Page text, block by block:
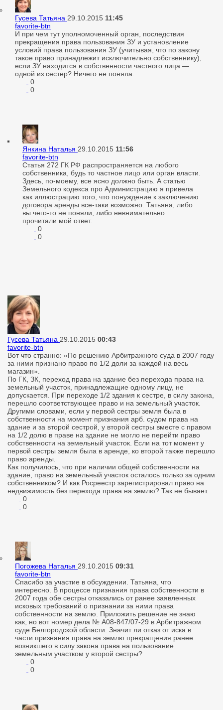
Гусева Татьяна 29.10.2015 11:45
favorite-btn
И при чем тут уполномоченный орган, последствия
прекращения права пользования ЗУ и установление
условий права пользования ЗУ (учитывая, что по закону
такое право принадлежит исключительно собственнику),
если ЗУ находится в собственности частного лица —
одной из сестер? Ничего не поняла.
0
0
Янкина Наталья 29.10.2015 11:56
favorite-btn
Статья 272 ГК РФ распространяется на любого
собственника, будь то частное лицо или орган власти.
Здесь, по-моему, все ясно должно быть. А статью
Земельного кодекса про Администрацию я привела
как иллюстрацию того, что понуждение к заключению
договора аренды все-таки возможно. Татьяна, либо
вы чего-то не поняли, либо невнимательно
прочитали мой ответ.
0
0
Гусева Татьяна 29.10.2015 00:43
favorite-btn
Вот что странно: «По решению Арбитражного суда в 2007 году
за ними признано право по 1/2 доли за каждой на весь
магазин».
По ГК, ЗК, переход права на здание без перехода права на
земельный участок, принадлежащие одному лицу, не
допускается. При переходе 1/2 здания к сестре, в силу закона,
перешло соответствующее право и на земельный участок.
Другими словами, если у первой сестры земля была в
собственности на момент признания арб. судом права на
здание и за второй сестрой, у второй сестры вместе с правом
на 1/2 долю в праве на здание не могло не перейти право
собственности на земельный участок. Если на тот момент у
первой сестры земля была в аренде, ко второй также перешло
право аренды.
Как получилось, что при наличии общей собственности на
здание, право на земельный участок осталось только за одним
собственником? И как Росреестр зарегистрировал право на
недвижимость без перехода права на землю? Так не бывает.
0
0
Погожева Наталья 29.10.2015 09:31
favorite-btn
Спасибо за участие в обсуждении. Татьяна, что
интересно. В процессе признания права собственности в
2007 года обе сестры отказались от ранее заявленных
исковых требований о признании за ними права
собственности на землю. Приложить решение не знаю
как, но вот номер дела № А08-847/07-29 в Арбитражном
суде Белгородской области. Значит ли отказ от иска в
части признания права на землю прекращения ранее
возникшего в силу закона права на пользование
земельным участком у второй сестры?
0
0